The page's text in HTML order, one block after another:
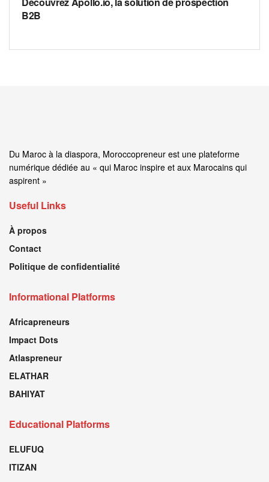
B2B
Du Maroc à la diaspora, Moroccopreneur est une plateforme
numérique dédiée au « qui Maroc inspire et aux Marocains qui
aspirent »
Useful Links
À propos
Contact
Politique de confidentialité
Informational Platforms
Africapreneurs
Impact Dots
Atlaspreneur
ELATHAR
BAHIYAT
Educational Platforms
ELUFUQ
ITIZAN